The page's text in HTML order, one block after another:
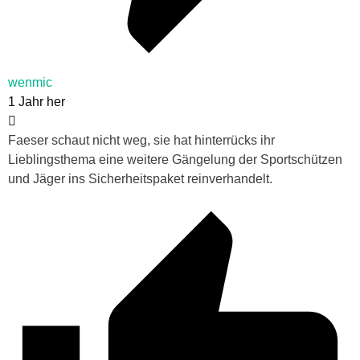
wenmic
1 Jahr her
Faeser schaut nicht weg, sie hat hinterrücks ihr
Lieblingsthema eine weitere Gängelung der Sportschützen
und Jäger ins Sicherheitspaket reinverhandelt.